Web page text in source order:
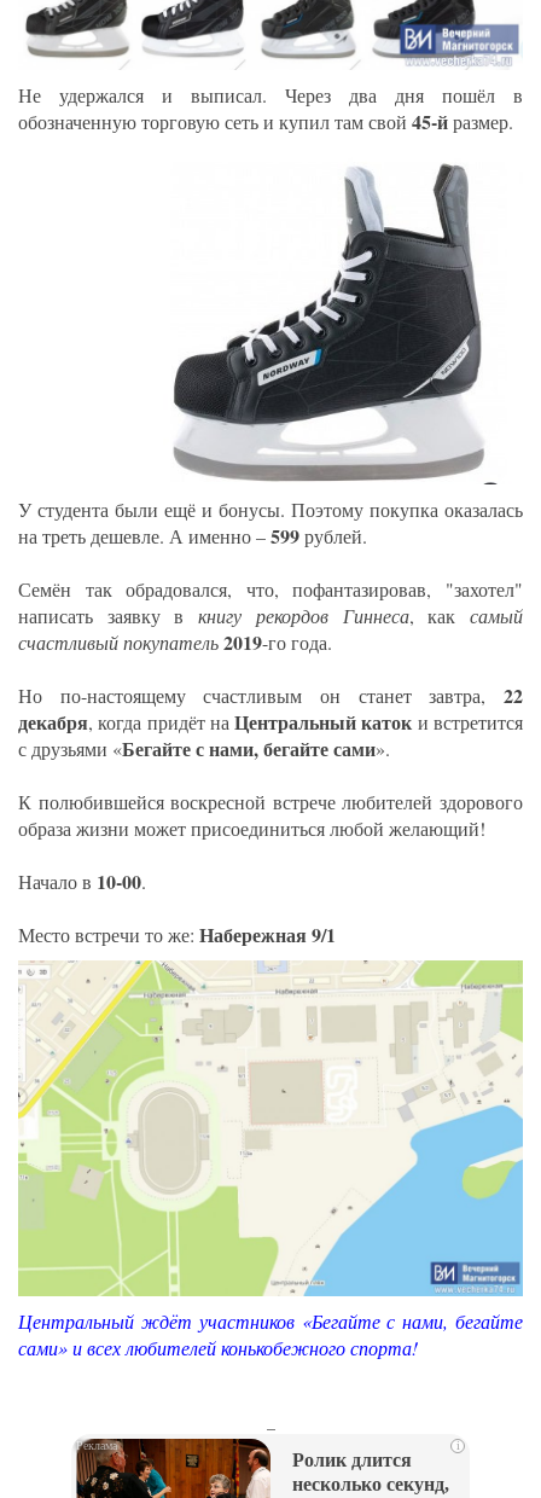
Не удержался и выписал. Через два дня пошёл в
обозначенную торговую сеть и купил там свой 45-йразмер.
У студента были ещё и бонусы. Поэтому покупка оказалась
на треть дешевле. А именно –599рублей.
Семён так обрадовался, что, пофантазировав, "захотел"
написать заявку вкнигу рекордов Гиннеса, каксамый
счастливый покупатель2019-го года.
Но по-настоящему счастливым он станет завтра, 22
декабря, когда придёт наЦентральный каток и встретится
с друзьями «Бегайте с нами, бегайте сами».
К полюбившейся воскресной встрече любителей здорового
образа жизни может присоединиться любой желающий!
Начало в 10-00.
Место встречи то же: Набережная 9/1
Центральный ждёт участников «Бегайте с нами, бегайте
сами» и всех любителей конькобежного спорта!
i
Ролик длится
несколько секунд,